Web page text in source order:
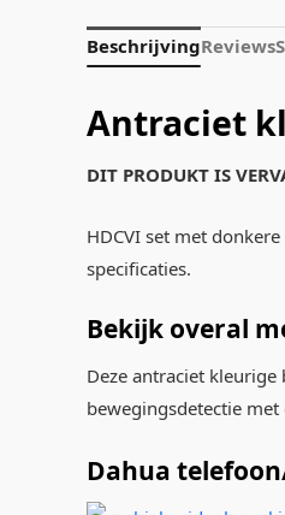
BeschrijvingReviews
Antraciet
DIT PRODUKT IS
HDCVI set met
specificaties.
Bekijk overal
Deze antraciet
bewegingsdetectie
Dahua